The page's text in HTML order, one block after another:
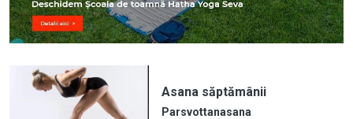
Asana săptămânii
Parsvottanasana